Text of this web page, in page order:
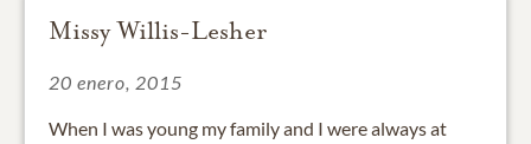
Missy Willis-Lesher
20 enero, 2015
When I was young my family and I were always at